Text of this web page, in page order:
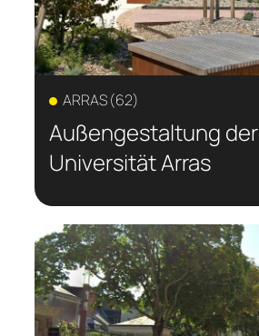
ARRAS (62)
Außengestaltung der
Universität Arras